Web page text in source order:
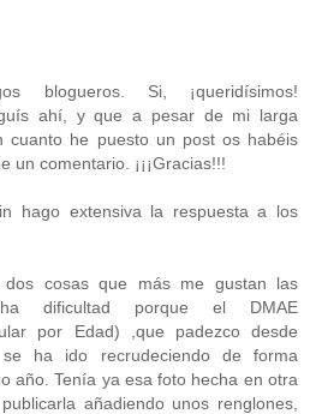
blogueros. Si, ¡queridísimos!
ahí, y que a pesar de mi larga
cuanto he puesto un post os habéis
un comentario. ¡¡¡Gracias!!!
hago extensiva la respuesta a los
cosas que más me gustan las
dificultad porque el DMAE
por Edad) ,que padezco desde
ha ido recrudeciendo de forma
año. Tenía ya esa foto hecha en otra
añadiendo unos renglones,